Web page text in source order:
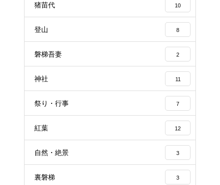
猪苗代 10
登山 8
磐梯吾妻 2
神社 11
祭り・行事 7
紅葉 12
自然・絶景 3
裏磐梯 3